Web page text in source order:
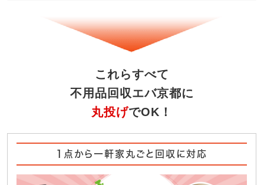
これらすべて
不用品回収エバ京都に
丸投げでOK！
1点から一軒家丸ごと回収に対応